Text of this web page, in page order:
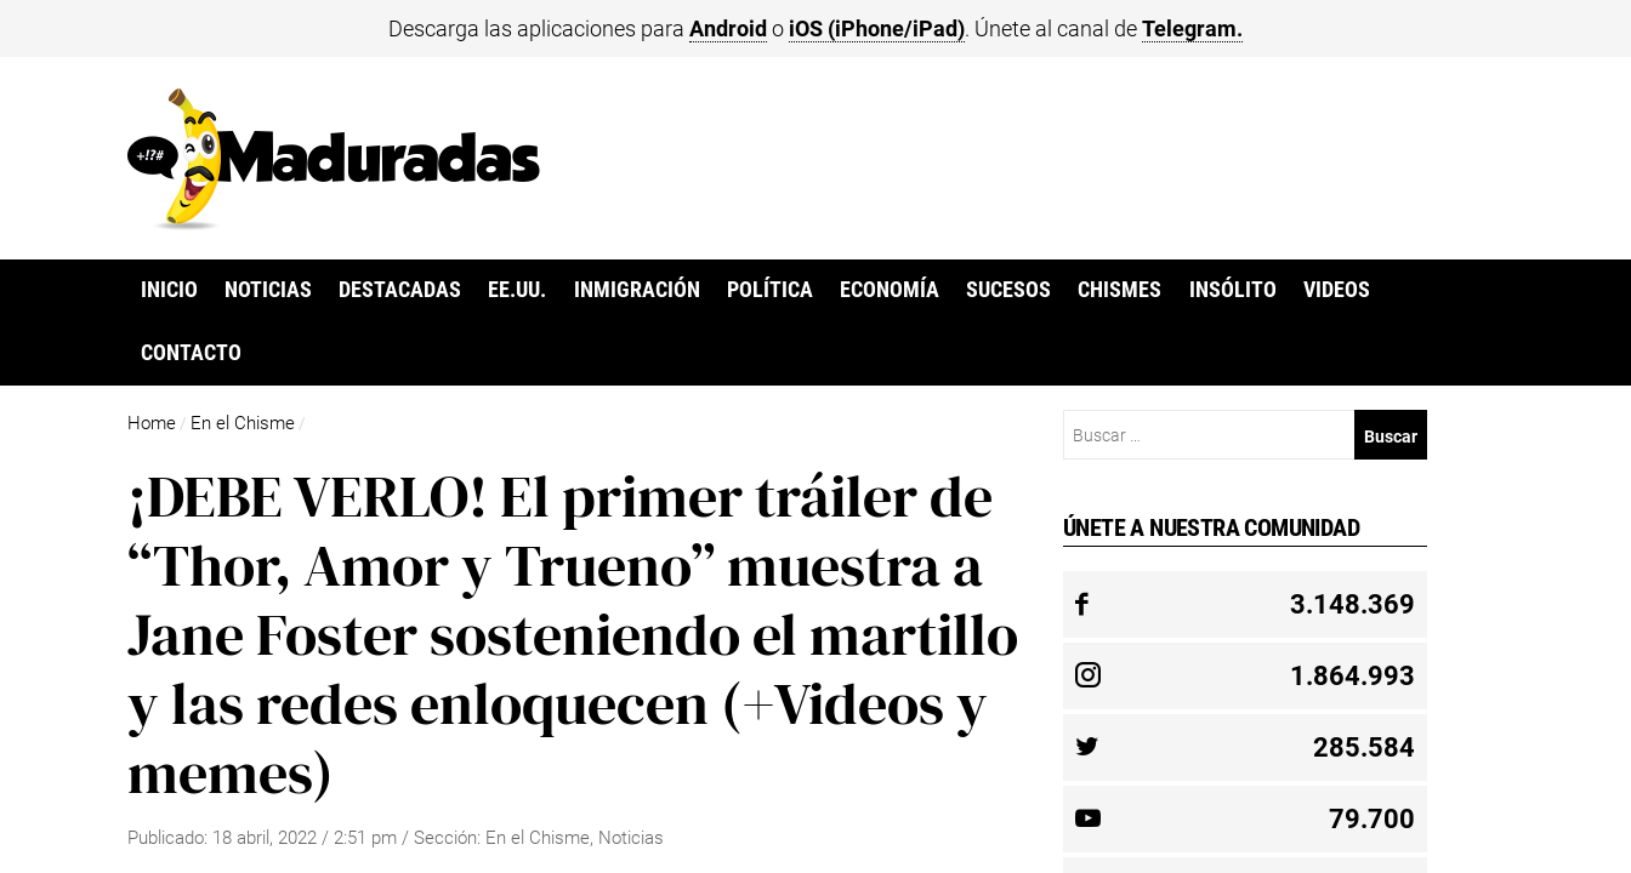
Descarga las aplicaciones para Android o iOS (iPhone/iPad). Únete al canal deTelegram.
INICIO NOTICIAS DESTACADAS EE.UU. INMIGRACIÓN POLÍTICA ECONOMÍA SUCESOS CHISMES INSÓLITO VIDEOS
CONTACTO
Home / En el Chisme /
¡DEBE VERLO! El primer tráiler de
“Thor, Amor y Trueno” muestra a
Jane Foster sosteniendo el martillo
y las redes enloquecen (+Videos y
memes)
Publicado: 18 abril, 2022 / 2:51 pm/ Sección: En el Chisme, Noticias
ÚNETE A NUESTRA COMUNIDAD
3.148.369
1.864.993
285.584
79.700